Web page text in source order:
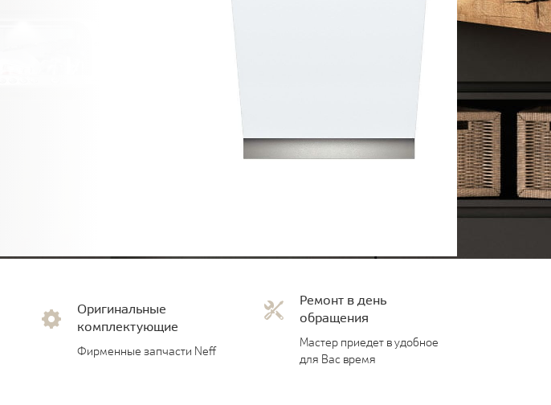
Оригинальные
комплектующие
Фирменные запчасти Neff
Ремонт в день
обращения
Мастер приедет в удобное
для Вас время